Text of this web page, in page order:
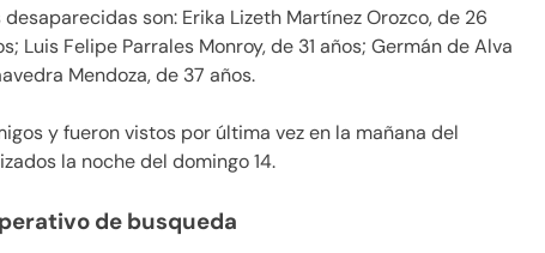
son: Erika Lizeth Martínez Orozco, de 26
Luis Felipe Parrales Monroy, de 31 años; Germán de Alva
Mendoza, de 37 años.
y fueron vistos por última vez en la mañana del
la noche del domingo 14.
de busqueda